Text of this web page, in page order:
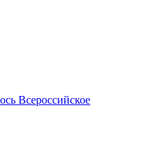
Всероссийское